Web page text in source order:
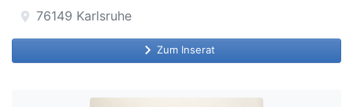
location_on 76149 Karlsruhe
keyboard_arrow_right Zum Inserat